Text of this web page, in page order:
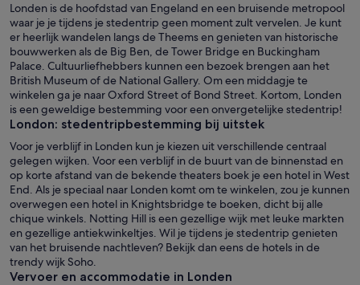
Londen is de hoofdstad van Engeland en een bruisende metropool
waar je je tijdens je stedentrip geen moment zult vervelen. Je kunt
er heerlijk wandelen langs de Theems en genieten van historische
bouwwerken als de Big Ben, de Tower Bridge en Buckingham
Palace. Cultuurliefhebbers kunnen een bezoek brengen aan het
British Museum of de National Gallery. Om een middagje te
winkelen ga je naar Oxford Street of Bond Street. Kortom, Londen
is een geweldige bestemming voor een onvergetelijke stedentrip!
London: stedentripbestemming bij uitstek
Voor je verblijf in Londen kun je kiezen uit verschillende centraal
gelegen wijken. Voor een verblijf in de buurt van de binnenstad en
op korte afstand van de bekende theaters boek je een hotel in West
End. Als je speciaal naar Londen komt om te winkelen, zou je kunnen
overwegen een hotel in Knightsbridge te boeken, dicht bij alle
chique winkels. Notting Hill is een gezellige wijk met leuke markten
en gezellige antiekwinkeltjes. Wil je tijdens je stedentrip genieten
van het bruisende nachtleven? Bekijk dan eens de hotels in de
trendy wijk Soho.
Vervoer en accommodatie in Londen